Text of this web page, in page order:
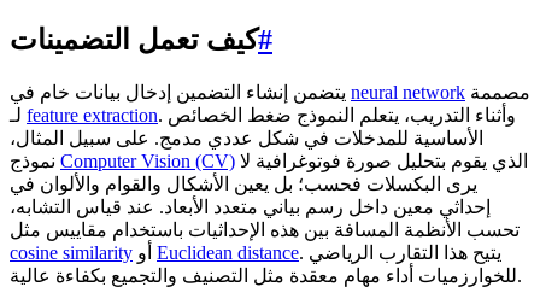
كيف تعمل التضمينات#
neural network
feature extraction. وأثناء التدريب، يتعلم النموذج ضغط الخصائص
الأساسية للمدخلات في شكل عددي مدمج. على سبيل المثال،
Computer Vision (CV)
يرى البكسلات فحسب؛ بل يعين الأشكال والقوام والألوان في
إحداثي معين داخل رسم بياني متعدد الأبعاد. عند قياس التشابه،
تحسب الأنظمة المسافة بين هذه الإحداثيات باستخدام مقاييس مثل
cosine similarity
Euclidean distance. يتيح هذا التقارب الرياضي
للخوارزميات أداء مهام معقدة مثل التصنيف والتجميع بكفاءة عالية.